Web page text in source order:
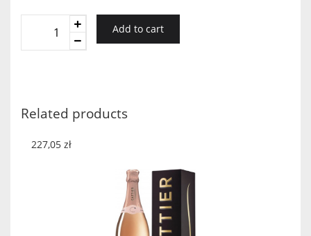
goły
quantity
Add to cart
Related products
227,05 zł